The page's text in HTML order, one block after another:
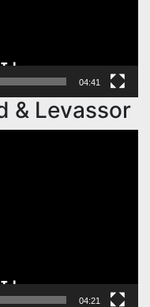
04:41
& Levassor
04:21